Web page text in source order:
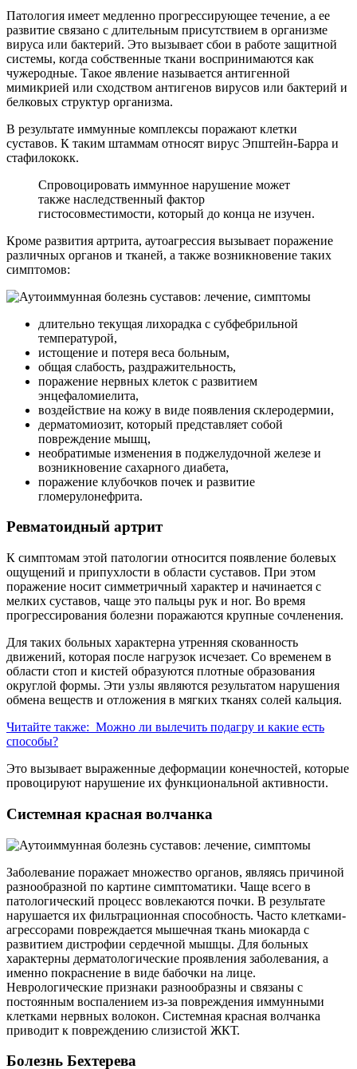
Патология имеет медленно прогрессирующее течение, а ее
развитие связано с длительным присутствием в организме
вируса или бактерий. Это вызывает сбои в работе защитной
системы, когда собственные ткани воспринимаются как
чужеродные. Такое явление называется антигенной
мимикрией или сходством антигенов вирусов или бактерий и
белковых структур организма.
В результате иммунные комплексы поражают клетки
суставов. К таким штаммам относят вирус Эпштейн-Барра и
стафилококк.
Спровоцировать иммунное нарушение может
также наследственный фактор
гистосовместимости, который до конца не изучен.
Кроме развития артрита, аутоагрессия вызывает поражение
различных органов и тканей, а также возникновение таких
симптомов:
длительно текущая лихорадка с субфебрильной
температурой,
истощение и потеря веса больным,
общая слабость, раздражительность,
поражение нервных клеток с развитием
энцефаломиелита,
воздействие на кожу в виде появления склеродермии,
дерматомиозит, который представляет собой
повреждение мышц,
необратимые изменения в поджелудочной железе и
возникновение сахарного диабета,
поражение клубочков почек и развитие
гломерулонефрита.
Ревматоидный артрит
К симптомам этой патологии относится появление болевых
ощущений и припухлости в области суставов. При этом
поражение носит симметричный характер и начинается с
мелких суставов, чаще это пальцы рук и ног. Во время
прогрессирования болезни поражаются крупные сочленения.
Для таких больных характерна утренняя скованность
движений, которая после нагрузок исчезает. Со временем в
области стоп и кистей образуются плотные образования
округлой формы. Эти узлы являются результатом нарушения
обмена веществ и отложения в мягких тканях солей кальция.
Читайте также: Можно ли вылечить подагру и какие есть
способы?
Это вызывает выраженные деформации конечностей, которые
провоцируют нарушение их функциональной активности.
Системная красная волчанка
Заболевание поражает множество органов, являясь причиной
разнообразной по картине симптоматики. Чаще всего в
патологический процесс вовлекаются почки. В результате
нарушается их фильтрационная способность. Часто клетками-
агрессорами повреждается мышечная ткань миокарда с
развитием дистрофии сердечной мышцы. Для больных
характерны дерматологические проявления заболевания, а
именно покраснение в виде бабочки на лице.
Неврологические признаки разнообразны и связаны с
постоянным воспалением из-за повреждения иммунными
клетками нервных волокон. Системная красная волчанка
приводит к повреждению слизистой ЖКТ.
Болезнь Бехтерева